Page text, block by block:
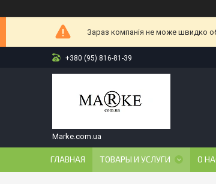
Зараз компанія не може швидко
+380 (95) 816-81-39
Marke.com.ua
ГЛАВНАЯ ТОВАРЫ И УСЛУГИ О